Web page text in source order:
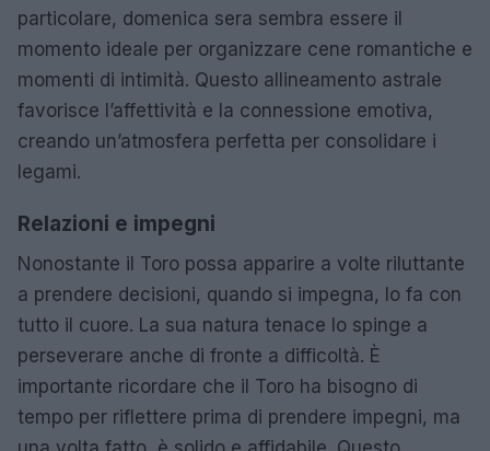
particolare, domenica sera sembra essere il
momento ideale per organizzare cene romantiche e
momenti di intimità. Questo allineamento astrale
favorisce l’affettività e la connessione emotiva,
creando un’atmosfera perfetta per consolidare i
legami.
Relazioni e impegni
Nonostante il Toro possa apparire a volte riluttante
a prendere decisioni, quando si impegna, lo fa con
tutto il cuore. La sua natura tenace lo spinge a
perseverare anche di fronte a difficoltà. È
importante ricordare che il Toro ha bisogno di
tempo per riflettere prima di prendere impegni, ma